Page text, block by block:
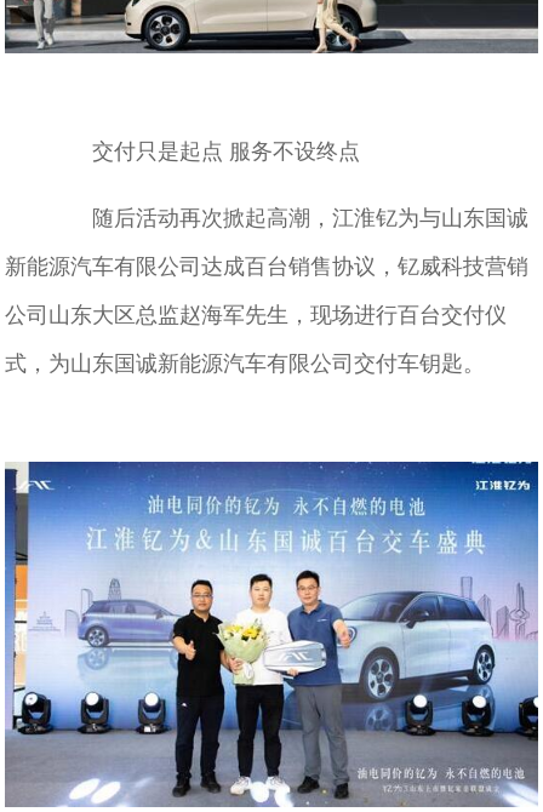
交付只是起点 服务不设终点
随后活动再次掀起高潮，江淮钇为与山东国诚
新能源汽车有限公司达成百台销售协议，钇威科技营销
公司山东大区总监赵海军先生，现场进行百台交付仪
式，为山东国诚新能源汽车有限公司交付车钥匙。